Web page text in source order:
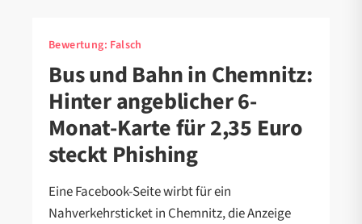
Bewertung: Falsch
Bus und Bahn in Chemnitz:
Hinter angeblicher 6-
Monat-Karte für 2,35 Euro
steckt Phishing
Eine Facebook-Seite wirbt für ein
Nahverkehrsticket in Chemnitz, die Anzeige